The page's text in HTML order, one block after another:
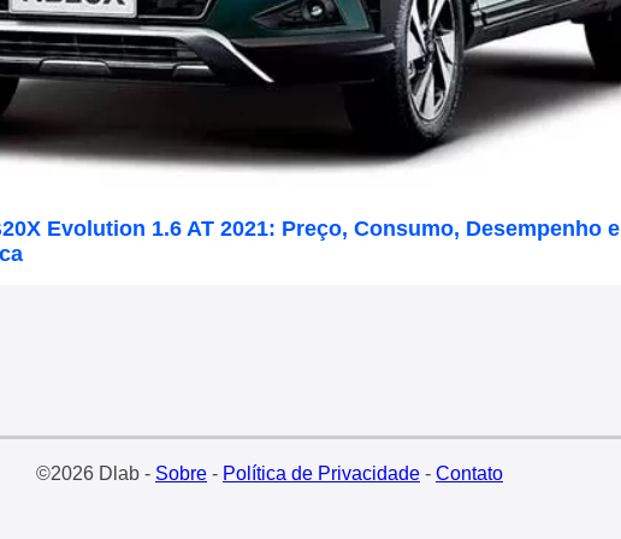
Evolution 1.6 AT 2021: Preço, Consumo, Desempenho e
©2026 Dlab - Sobre- Política de Privacidade- Contato